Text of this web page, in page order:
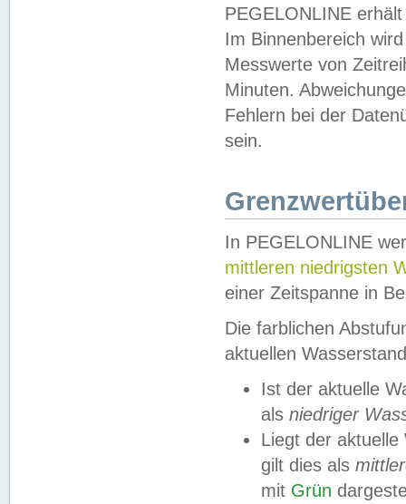
PEGELONLINE
Im Binnenbereich
Messwerte von
Minuten.
Fehlern bei der
sein.
In PEGELONLINE
mittleren niedrigsten
einer Zeitspanne in
Die farblichen
aktuellen
Ist der aktuelle
als niedriger
Liegt der
gilt dies als
mit Grün